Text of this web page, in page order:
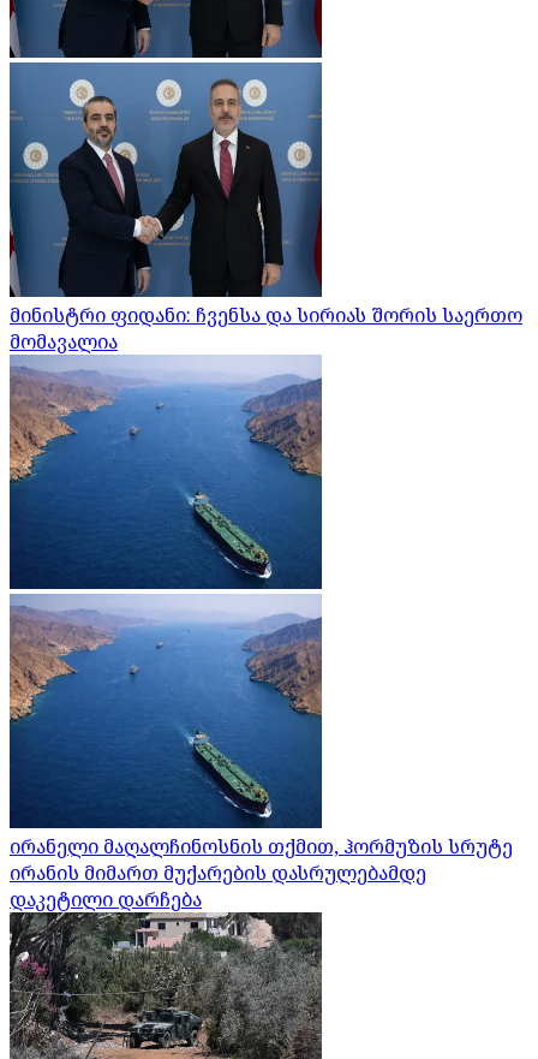
მინისტრი ფიდანი: ჩვენსა და სირიას შორის საერთო
მომავალია
ირანელი მაღალჩინოსნის თქმით, ჰორმუზის სრუტე
ირანის მიმართ მუქარების დასრულებამდე
დაკეტილი დარჩება